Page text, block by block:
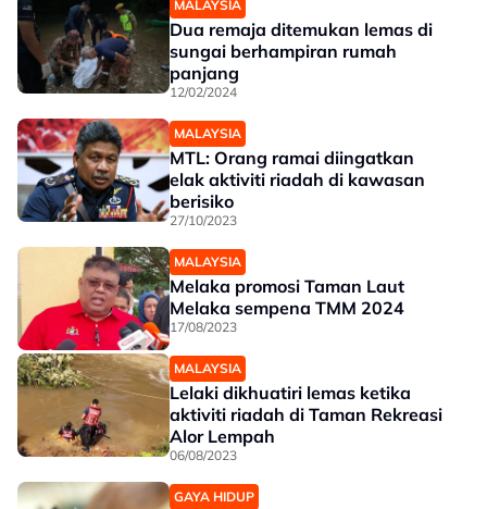
MALAYSIA
Dua remaja ditemukan lemas di
sungai berhampiran rumah
panjang
12/02/2024
MALAYSIA
MTL: Orang ramai diingatkan
elak aktiviti riadah di kawasan
berisiko
27/10/2023
MALAYSIA
Melaka promosi Taman Laut
Melaka sempena TMM 2024
17/08/2023
MALAYSIA
Lelaki dikhuatiri lemas ketika
aktiviti riadah di Taman Rekreasi
Alor Lempah
06/08/2023
GAYA HIDUP